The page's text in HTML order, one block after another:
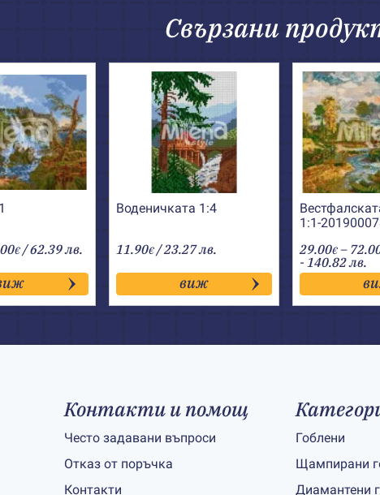
Свързани
€Price
range:
31.90€
through
68.00€
/ 62.39 лв.
Воденичката 1:4
11.90€/ 23.27 лв.
виж
1:1-
29.00€ –
- 140.82 лв.
Контакти и помощ
Често задавани въпроси
Отказ от поръчка
Контакти
Гоблени
Щампирани
Диамантени